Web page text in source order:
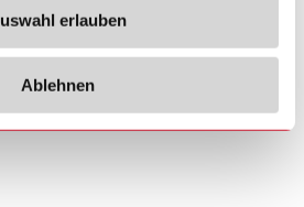
erlauben
Ablehnen